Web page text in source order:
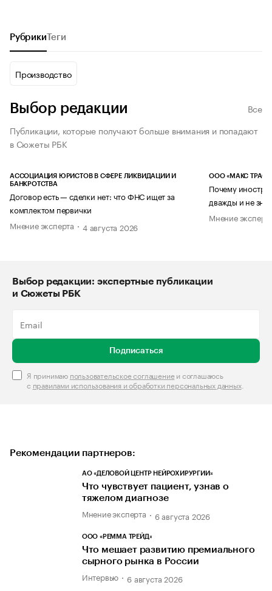
Рубрики Теги
Производство
Выбор редакции
Все
Публикации, которые получают больше внимания и попадают
в Сюжеты РБК
АССОЦИАЦИЯ ЮРИСТОВ В СФЕРЕ ЛИКВИДАЦИИ И
БАНКРОТСТВА
Договор есть — сделки нет: что ФНС ищет за
комплектом первички
Мнение эксперта
4 августа 2026
ООО «МАКС ТРАСТ»
Почему
дважды и не
Мнение
Выбор редакции: экспертные публикации
и Сюжеты РБК
Подписаться
Я принимаю пользовательское соглашениеи соглашаюсь
с правилами использования и обработки персональных данных.
Рекомендации партнеров:
АО «ДЕЛОВОЙ ЦЕНТР НЕЙРОХИРУРГИИ»
Что чувствует пациент, узнав о
тяжелом диагнозе
Мнение эксперта 6 августа 2026
ООО «РЕММА ТРЕЙД»
Что мешает развитию премиального
сырного рынка в России
Интервью 6 августа 2026